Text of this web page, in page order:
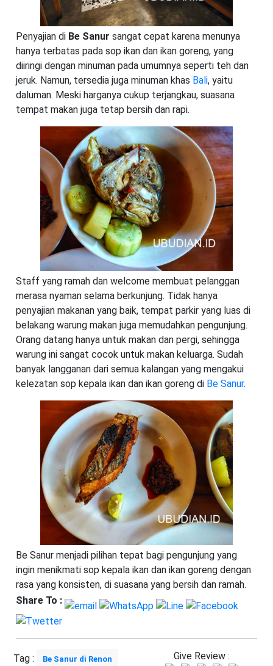
Penyajian di Be Sanur sangat cepat karena menunya
hanya terbatas pada sop ikan dan ikan goreng, yang
diiringi dengan minuman pada umumnya seperti teh dan
jeruk. Namun, tersedia juga minuman khas Bali, yaitu
daluman. Meski harganya cukup terjangkau, suasana
tempat makan juga tetap bersih dan rapi.
Staff yang ramah dan welcome membuat pelanggan
merasa nyaman selama berkunjung. Tidak hanya
penyajian makanan yang baik, tempat parkir yang luas di
belakang warung makan juga memudahkan pengunjung.
Orang datang hanya untuk makan dan pergi, sehingga
warung ini sangat cocok untuk makan keluarga. Sudah
banyak langganan dari semua kalangan yang mengakui
kelezatan sop kepala ikan dan ikan goreng di Be Sanur.
Be Sanur menjadi pilihan tepat bagi pengunjung yang
ingin menikmati sop kepala ikan dan ikan goreng dengan
rasa yang konsisten, di suasana yang bersih dan ramah.
Share To :
Tag : Be Sanur di Renon Give Review :